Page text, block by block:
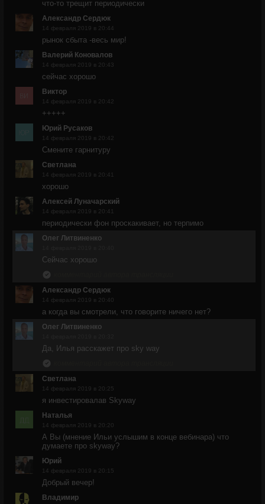
что-то трещит периодически
Александр Сердюк
14 февраля 2019 в 20:44
рынок сбыта -весь мир!
Валерий Коновалов
14 февраля 2019 в 20:43
сейчас хорошо
Виктор
14 февраля 2019 в 20:42
+++++
Юрий Русаков
14 февраля 2019 в 20:42
Смените гарнитуру
Светлана
14 февраля 2019 в 20:41
хорошо
Алексей Луначарский
14 февраля 2019 в 20:41
периодически фон проскакивает, но терпимо
Олег Литвиненко
Сейчас хорошо
Александр Сердюк
14 февраля 2019 в 20:40
а когда вы смотрели, что говорите ничего нет?
Олег Литвиненко
Да, Илья расскажет про sky way
Светлана
14 февраля 2019 в 20:25
я инвестировалав Skyway
Наталья
14 февраля 2019 в 20:20
А Вы (мнение Ильи услышим в конце вебинара) что
думаете про skyway?
Юрий
14 февраля 2019 в 20:15
Добрый вечер!
Владимир